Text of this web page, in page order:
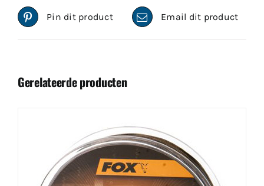
Pin dit product Email dit product
Gerelateerde producten